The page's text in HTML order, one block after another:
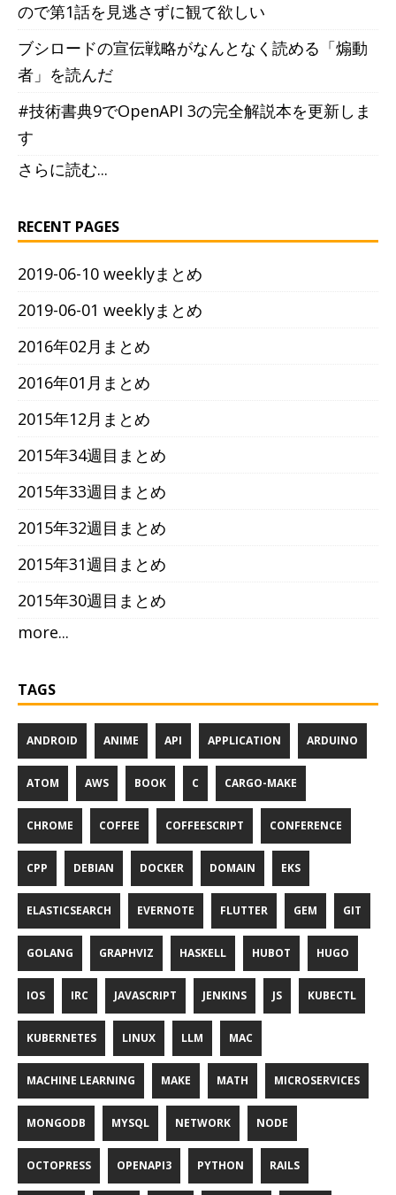
ので第1話を見逃さずに観て欲しい
ブシロードの宣伝戦略がなんとなく読める「煽動
者」を読んだ
#技術書典9でOpenAPI 3の完全解説本を更新しま
す
さらに読む...
RECENT PAGES
2019-06-10 weeklyまとめ
2019-06-01 weeklyまとめ
2016年02月まとめ
2016年01月まとめ
2015年12月まとめ
2015年34週目まとめ
2015年33週目まとめ
2015年32週目まとめ
2015年31週目まとめ
2015年30週目まとめ
more...
TAGS
ANDROID ANIME API APPLICATION ARDUINO
ATOM AWS BOOK C CARGO-MAKE
CHROME COFFEE COFFEESCRIPT CONFERENCE
CPP DEBIAN DOCKER DOMAIN EKS
ELASTICSEARCH EVERNOTE FLUTTER GEM GIT
GOLANG GRAPHVIZ HASKELL HUBOT HUGO
IOS IRC JAVASCRIPT JENKINS JS KUBECTL
KUBERNETES LINUX LLM MAC
MACHINE LEARNING MAKE MATH MICROSERVICES
MONGODB MYSQL NETWORK NODE
OCTOPRESS OPENAPI3 PYTHON RAILS